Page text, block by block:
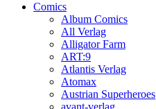
Comics
Album Comics
All Verlag
Alligator Farm
ART:9
Atlantis Verlag
Atomax
Austrian Superheroes
avant-verlag